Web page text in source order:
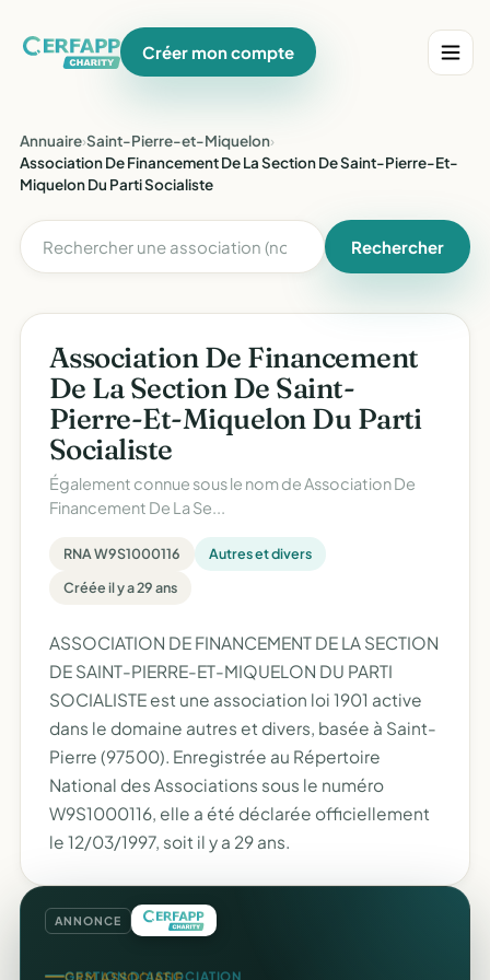
Créer mon compte
Annuaire›Saint-Pierre-et-Miquelon›
Association De Financement De La Section De Saint-Pierre-Et-
Miquelon Du Parti Socialiste
Rechercher
Association De Financement
De La Section De Saint-
Pierre-Et-Miquelon Du Parti
Socialiste
Également connue sous le nom deAssociation De
Financement De La Se...
RNA W9S1000116
Autres et divers
Créée il y a 29 ans
ASSOCIATION DE FINANCEMENT DE LA SECTION
DE SAINT-PIERRE-ET-MIQUELON DU PARTI
SOCIALISTE est une association loi 1901 active
dans le domaine autres et divers, basée à Saint-
Pierre (97500). Enregistrée au Répertoire
National des Associations sous le numéro
W9S1000116, elle a été déclarée officiellement
le 12/03/1997, soit il y a 29 ans.
ANNONCE
GESTION D'ASSOCIATION